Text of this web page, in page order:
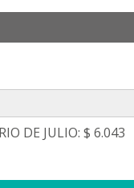
DE JULIO: $ 6.043